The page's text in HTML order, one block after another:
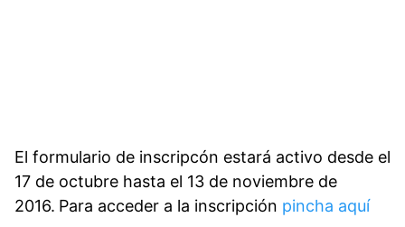
El formulario de inscripcón estará activo desde el
17 de octubre hasta el 13 de noviembre de
2016. Para acceder a la inscripción pincha aquí